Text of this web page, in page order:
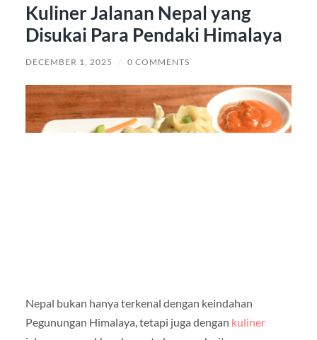
Kuliner Jalanan Nepal yang
Disukai Para Pendaki Himalaya
DECEMBER 1, 2025 / 0 COMMENTS
Nepal bukan hanya terkenal dengan keindahan
Pegunungan Himalaya, tetapi juga dengan kuliner